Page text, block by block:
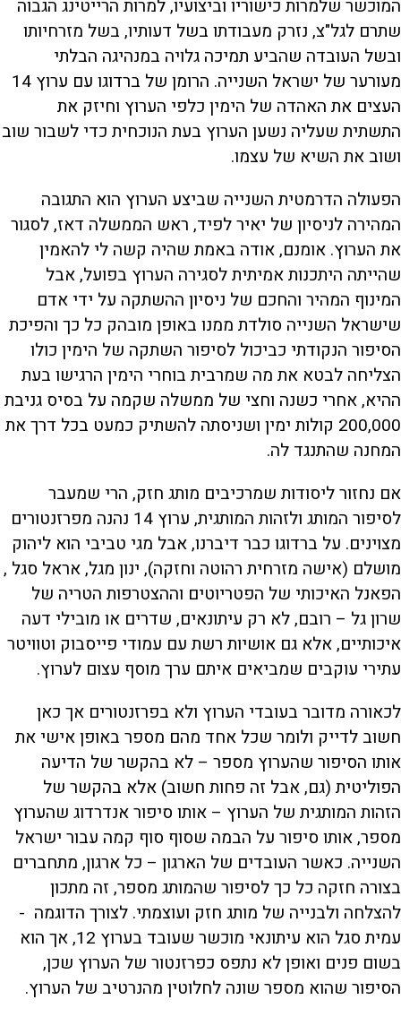
המוכשר שלמרות כישוריו וביצועיו, למרות הרייטינג הגבוה
שתרם לגל"צ, נזרק מעבודתו בשל דעותיו, בשל מזרחיותו
ובשל העובדה שהביע תמיכה גלויה במנהיגה הבלתי
מעורער של ישראל השנייה. הרומן של ברדוגו עם ערוץ 14
העצים את האהדה של הימין כלפי הערוץ וחיזק את
התשתית שעליה נשען הערוץ בעת הנוכחית כדי לשבור שוב
ושוב את השיא של עצמו.
הפעולה הדרמטית השנייה שביצע הערוץ הוא התגובה
המהירה לניסיון של יאיר לפיד, ראש הממשלה דאז, לסגור
את הערוץ. אומנם, אודה באמת שהיה קשה לי להאמין
שהייתה היתכנות אמיתית לסגירה הערוץ בפועל, אבל
המינוף המהיר והחכם של ניסיון ההשתקה על ידי אדם
שישראל השנייה סולדת ממנו באופן מובהק כל כך והפיכת
הסיפור הנקודתי כביכול לסיפור השתקה של הימין כולו
הצליחה לבטא את מה שמרבית בוחרי הימין הרגישו בעת
ההיא, אחרי כשנה וחצי של ממשלה שקמה על בסיס גניבת
200,000 קולות ימין ושניסתה להשתיק כמעט בכל דרך את
המחנה שהתנגד לה.
אם נחזור ליסודות שמרכיבים מותג חזק, הרי שמעבר
לסיפור המותג ולזהות המותגית, ערוץ 14 נהנה מפרזנטורים
מצוינים. על ברדוגו כבר דיברנו, אבל מגי טביבי הוא ליהוק
מושלם (אישה מזרחית רהוטה וחזקה), ינון מגל, אראל סגל ,
הפאנל האיכותי של הפטריוטים וההצטרפות הטריה של
שרון גל – רובם, לא רק עיתונאים, שדרים או מובילי דעה
איכותיים, אלא גם אושיות רשת עם עמודי פייסבוק וטוויטר
עתירי עוקבים שמביאים איתם ערך מוסף עצום לערוץ.
לכאורה מדובר בעובדי הערוץ ולא בפרזנטורים אך כאן
חשוב לדייק ולומר שכל אחד מהם מספר באופן אישי את
אותו הסיפור שהערוץ מספר – לא בהקשר של הדיעה
הפוליטית (גם, אבל זה פחות חשוב) אלא בהקשר של
הזהות המותגית של הערוץ – אותו סיפור אנדרדוג שהערוץ
מספר, אותו סיפור על הבמה שסוף סוף קמה עבור ישראל
השנייה. כאשר העובדים של הארגון – כל ארגון, מתחברים
בצורה חזקה כל כך לסיפור שהמותג מספר, זה מתכון
להצלחה ולבנייה של מותג חזק ועוצמתי. לצורך הדוגמה -
עמית סגל הוא עיתונאי מוכשר שעובד בערוץ 12, אך הוא
בשום פנים ואופן לא נתפס כפרזנטור של הערוץ שכן,
הסיפור שהוא מספר שונה לחלוטין מהנרטיב של הערוץ.